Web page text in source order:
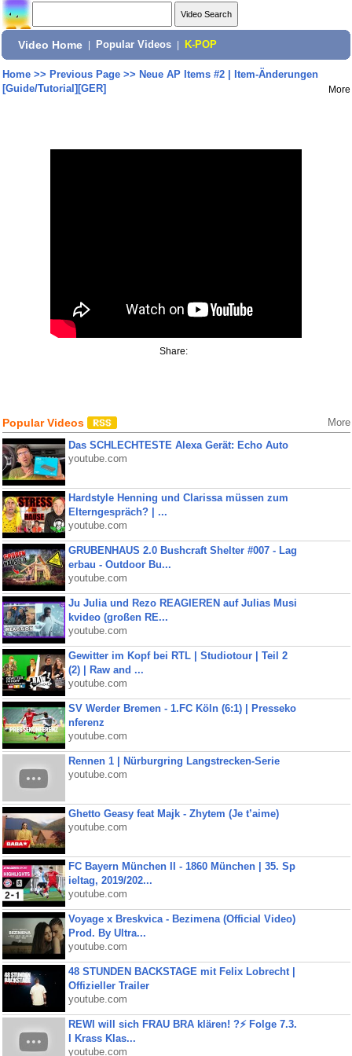
Video Home Popular Videos K-POP
Home>> Previous Page>> Neue AP Items #2 | Item-Änderungen
[Guide/Tutorial][GER]
More
Share:
Popular Videos More
Das SCHLECHTESTE Alexa Gerät: Echo Auto
youtube.com
Hardstyle Henning und Clarissa müssen zum
Elterngespräch? | ...
youtube.com
GRUBENHAUS 2.0 Bushcraft Shelter #007 - Lag
erbau - Outdoor Bu...
youtube.com
Ju Julia und Rezo REAGIEREN auf Julias Musi
kvideo (großen RE...
youtube.com
Gewitter im Kopf bei RTL | Studiotour | Teil 2
(2) | Raw and ...
youtube.com
SV Werder Bremen - 1.FC Köln (6:1) | Presseko
nferenz
youtube.com
Rennen 1 | Nürburgring Langstrecken-Serie
youtube.com
Ghetto Geasy feat Majk - Zhytem (Je t’aime)
youtube.com
FC Bayern München II - 1860 München | 35. Sp
ieltag, 2019/202...
youtube.com
Voyage x Breskvica - Bezimena (Official Video)
Prod. By Ultra...
youtube.com
48 STUNDEN BACKSTAGE mit Felix Lobrecht |
Offizieller Trailer
youtube.com
REWI will sich FRAU BRA klären! ?⚡️ Folge 7.3.
I Krass Klas...
youtube.com